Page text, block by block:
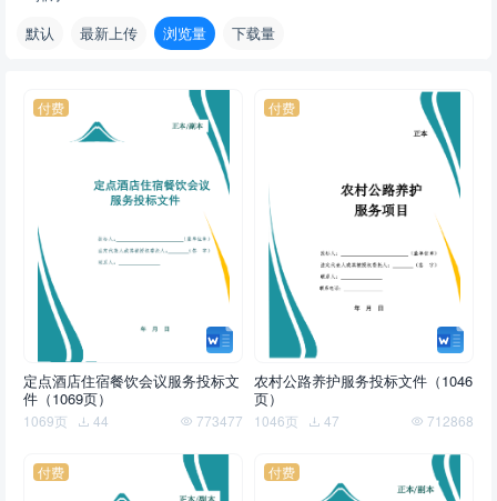
默认
最新上传 浏览量 下载量
付费
定点酒店住宿餐饮会议服务投标文
件（1069页）
1069页 44 773477
付费
农村公路养护服务投标文件（1046
页）
1046页 47 712868
付费 付费